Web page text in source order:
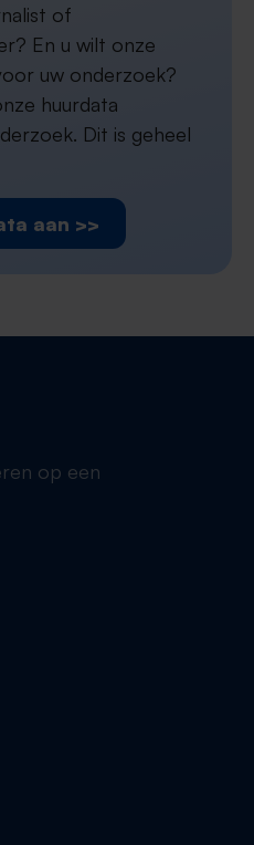
of
En u wilt onze
uw onderzoek?
huurdata
Dit is geheel
aan >>
op een